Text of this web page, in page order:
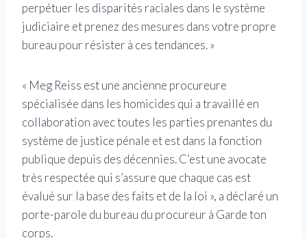
perpétuer les disparités raciales dans le système
judiciaire et prenez des mesures dans votre propre
bureau pour résister à ces tendances. »
« Meg Reiss est une ancienne procureure
spécialisée dans les homicides qui a travaillé en
collaboration avec toutes les parties prenantes du
système de justice pénale et est dans la fonction
publique depuis des décennies. C’est une avocate
très respectée qui s’assure que chaque cas est
évalué sur la base des faits et de la loi », a déclaré un
porte-parole du bureau du procureur à Garde ton
corps.